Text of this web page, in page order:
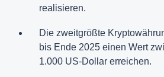
realisieren.
Die zweitgrößte
bis Ende 2025 einen Wert
1.000 US-Dollar erreichen.